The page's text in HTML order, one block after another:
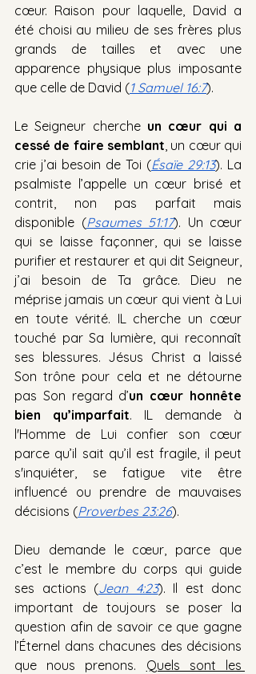
cœur. Raison pour laquelle, David a
été choisi au milieu de ses frères plus
grands de tailles et avec une
apparence physique plus imposante
que celle de David (1 Samuel 16:7).
Le Seigneur cherche un cœur qui a
cessé de faire semblant, un cœur qui
crie j’ai besoin de Toi (Ésaïe 29:13). La
psalmiste l’appelle un cœur brisé et
contrit, non pas parfait mais
disponible (Psaumes 51:17). Un cœur
qui se laisse façonner, qui se laisse
purifier et restaurer et qui dit Seigneur,
j’ai besoin de Ta grâce. Dieu ne
méprise jamais un cœur qui vient à Lui
en toute vérité. IL cherche un cœur
touché par Sa lumière, qui reconnaît
ses blessures. Jésus Christ a laissé
Son trône pour cela et ne détourne
pas Son regard d’un cœur honnête
bien qu’imparfait. IL demande à
l'Homme de Lui confier son cœur
parce qu’il sait qu’il est fragile, il peut
s'inquiéter, se fatigue vite être
influencé ou prendre de mauvaises
décisions (Proverbes 23:26).
Dieu demande le cœur, parce que
c’est le membre du corps qui guide
ses actions (Jean 4:23). Il est donc
important de toujours se poser la
question afin de savoir ce que gagne
l’Éternel dans chacunes des décisions
que nous prenons. Quels sont les